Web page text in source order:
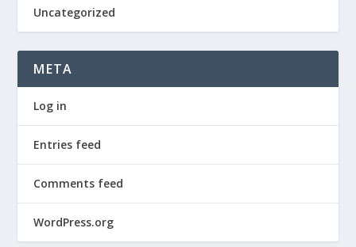
Uncategorized
META
Log in
Entries feed
Comments feed
WordPress.org